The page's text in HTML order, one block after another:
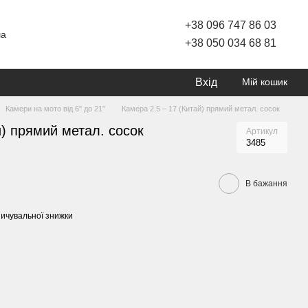
+38 096 747 86 03
+38 050 034 68 81
Вхід Мій кошик
Камери на мото від 6" до 21" Камера 2.5 – 17 (Китай) прямий метал. сосок
прямий метал. сосок Артикул
3485
В бажання
знижки